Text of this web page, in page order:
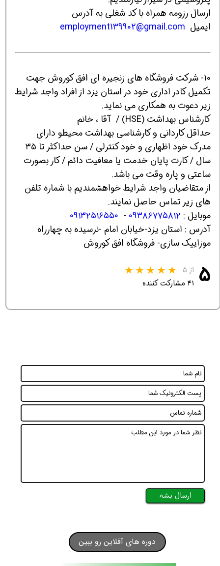
ارسال رزومه همراه با کد شغلی به آدرس
ایمیل employment139902@gmail.com
10- شرکت فروشگاه های زنجیره ای افق کوروش جهت
تکمیل کادر اداری خود در استان یزد از افراد واجد شرایط
زیر دعوت به همکاری می نماید.
کارشناس بهداشت (HSE) / آقا ، خانم
حداقل کاردانی و کارشناسی بهداشت محیطو دارای
مدرک خود اظهاری و خود کنترلی / سن حداکثر تا ۳۵
سال / کارت پایان خدمت یا معافیت دائم / کار بصورت
ساعتی و پاره وقت می باشد.
از متقاضیان واجد شرایط خواهشمندیم با شماره تلفن‌
های زیر تماس حاصل نمایند.
موبایل : ۰۹۳۸۶۷۷۵۸۱۲ - ۰۹۱۳۲۵۱۶۵۵۰
آدرس : استان یزد-خیابان امام -نرسیده به چهارراه
موزاییک سازی- فروشگاه افق کوروش
۵ از ۵
۴۱ مشارکت کننده
ارسال بشه
دوره های آفلاین رو ببین